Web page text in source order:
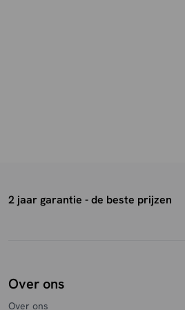
2 jaar garantie - de beste prijzen
Over ons
Over ons